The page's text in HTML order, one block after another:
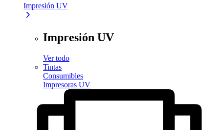
Impresión UV
Impresión UV
Ver todo
Tintas
Consumibles
Impresoras UV